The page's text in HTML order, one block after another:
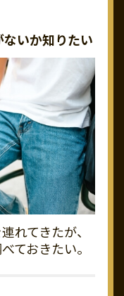
ないか知りたい
れてきたが、
ておきたい。